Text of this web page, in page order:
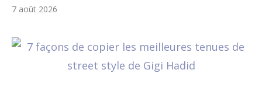
7 août 2026